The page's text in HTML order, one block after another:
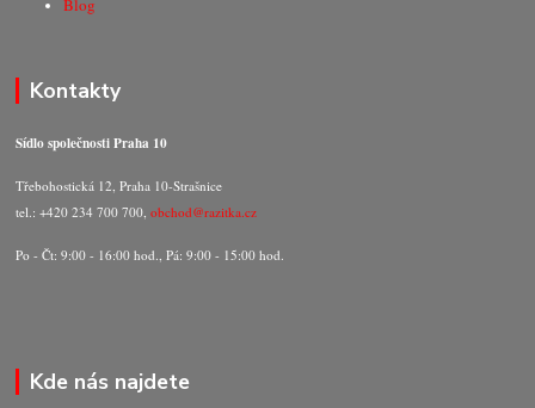
Blog
Kontakty
Sídlo společnosti Praha 10
Třebohostická 12, Praha 10-Strašnice
tel.: +420 234 700 700,obchod@razitka.cz
Po - Čt: 9:00 - 16:00 hod., Pá: 9:00 - 15:00 hod.
Kde nás najdete